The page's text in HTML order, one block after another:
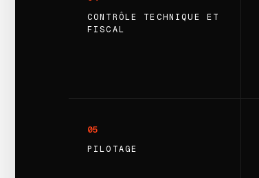
CONTRÔLE TECHNIQUE ET
FISCAL
05
PILOTAGE